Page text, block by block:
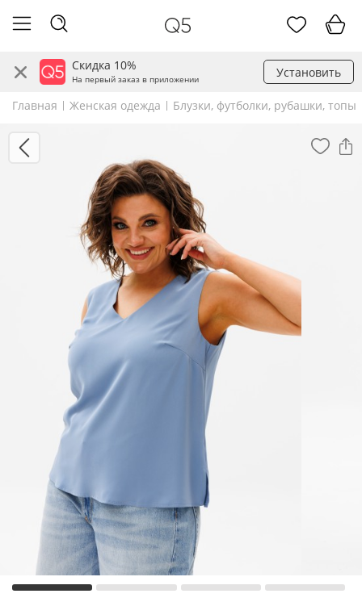
Скидка 10%
На первый заказ в приложении Установить
Главная Женская одежда Блузки, футболки, рубашки, топы